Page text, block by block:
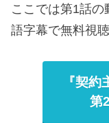
ここでは第1話
語字幕で無料視
『契約
第